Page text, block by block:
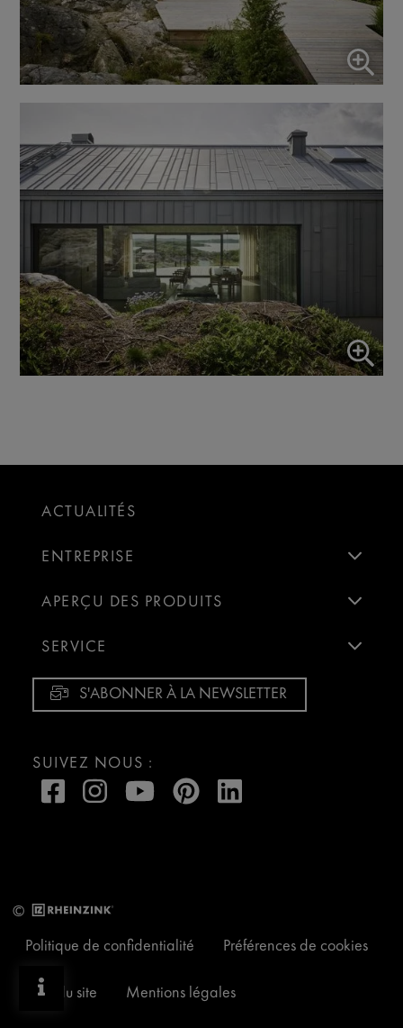
ACTUALITÉS
ENTREPRISE
APERÇU DES PRODUITS
SERVICE
S'ABONNER À LA NEWSLETTER
SUIVEZ NOUS :
©
Politique de confidentialité Préférences de cookies
Plan du site Mentions légales